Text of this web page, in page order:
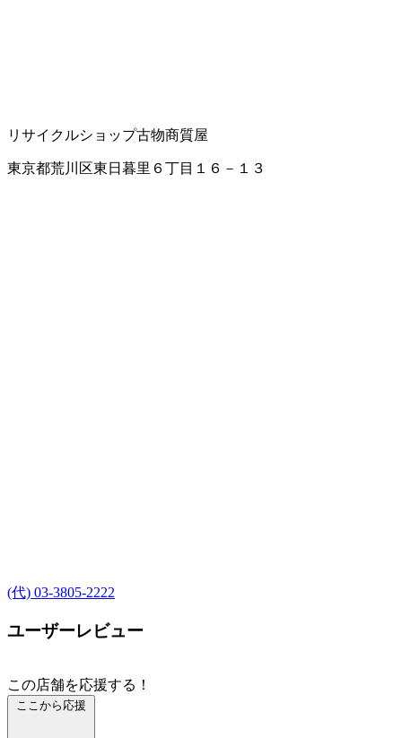
リサイクルショップ古物商質屋
東京都荒川区東日暮里６丁目１６－１３
(代) 03-3805-2222
ユーザーレビュー
この店舗を応援する！
ここから応援